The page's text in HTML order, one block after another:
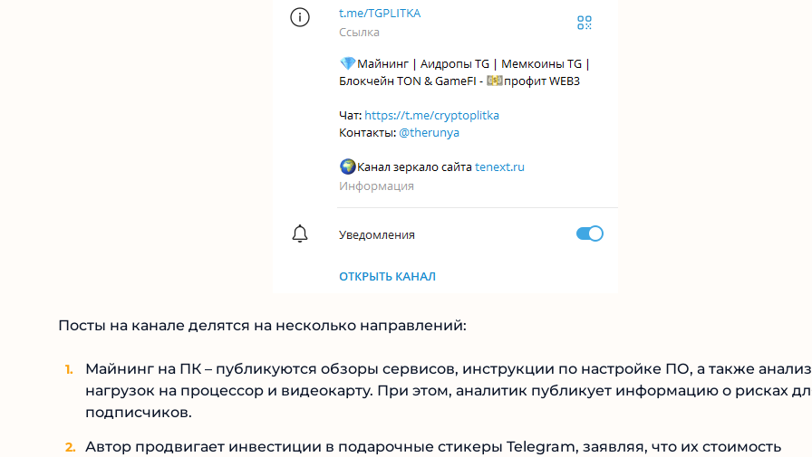
Посты на канале делятся на несколько направлений:
Майнинг на ПК – публикуются обзоры сервисов, инструкции по настройке ПО, а также анализ
нагрузок на процессор и видеокарту. При этом, аналитик публикует информацию о рисках
подписчиков.
Автор продвигает инвестиции в подарочные стикеры Telegram, заявляя, что их стоимость